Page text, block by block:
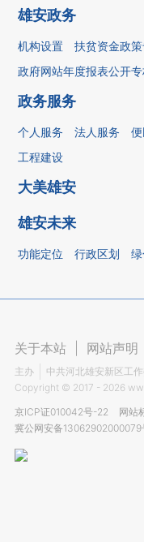
雄安政务
机构设置 扶贫资金政
政府网站年度报表公开
政务服务
个人服务 法人服务
工程建设
大美雄安
雄安未来
功能定位 行政区划
关于本站 网站声明
主办
中共河北雄安新区工
Copyright © 2017 - 2026
京ICP证010042号-22
网站
冀公网安备13062902000079